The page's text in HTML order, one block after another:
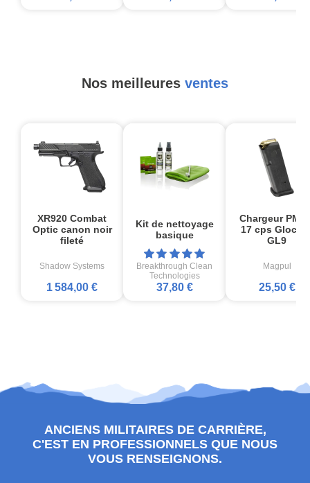
Nos meilleures ventes
XR920 Combat
Optic canon noir
fileté
Shadow Systems
1 584,00 €
Kit de nettoyage
basique
Breakthrough Clean
Technologies
37,80 €
Chargeur
17 cps
GL9
Magpul
25,50 €
ANCIENS MILITAIRES DE CARRIÈRE,
C'EST EN PROFESSIONNELS QUE NOUS
VOUS RENSEIGNONS.